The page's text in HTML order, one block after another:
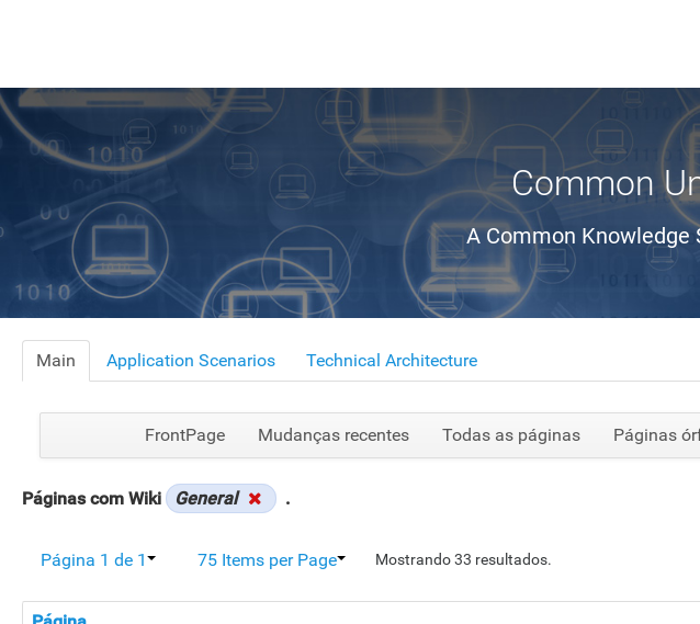
Common
A Common Knowledge
Main Application Scenarios Technical Architecture
FrontPage Mudanças recentes Todas as páginas Páginas
Páginas com Wiki General .
Página 1 de 1 75 Items per Page Mostrando 33 resultados.